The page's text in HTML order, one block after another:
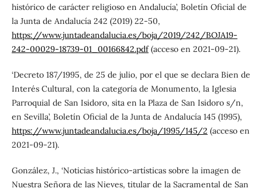
histórico de carácter religioso en Andalucía’, Boletín Oficial de
la Junta de Andalucía 242 (2019) 22-50,
https://www.juntadeandalucia.es/boja/2019/242/BOJA19-
242-00029-18739-01_00166842.pdf(acceso en 2021-09-21).
‘Decreto 187/1995, de 25 de julio, por el que se declara Bien de
Interés Cultural, con la categoría de Monumento, la Iglesia
Parroquial de San Isidoro, sita en la Plaza de San Isidoro s/n,
en Sevilla’, Boletín Oficial de la Junta de Andalucía 145 (1995),
https://www.juntadeandalucia.es/boja/1995/145/2 (acceso en
2021-09-21).
González, J., ‘Noticias histórico-artísticas sobre la imagen de
Nuestra Señora de las Nieves, titular de la Sacramental de San